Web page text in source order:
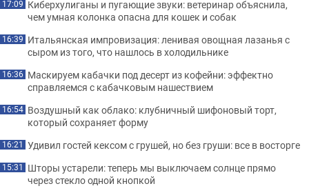
17:09 Киберхулиганы и пугающие звуки: ветеринар объяснила,
чем умная колонка опасна для кошек и собак
16:39 Итальянская импровизация: ленивая овощная лазанья с
сыром из того, что нашлось в холодильнике
16:36 Маскируем кабачки под десерт из кофейни: эффектно
справляемся с кабачковым нашествием
16:54 Воздушный как облако: клубничный шифоновый торт,
который сохраняет форму
16:21 Удивил гостей кексом с грушей, но без груши: все в восторге
15:31 Шторы устарели: теперь мы выключаем солнце прямо
через стекло одной кнопкой